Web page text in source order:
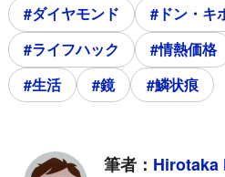
#ダイヤモンド
#ドン・キ
#ライフハック
#情熱価格
#生活
#鏡 #鱗状痕
筆者： Hirotaka